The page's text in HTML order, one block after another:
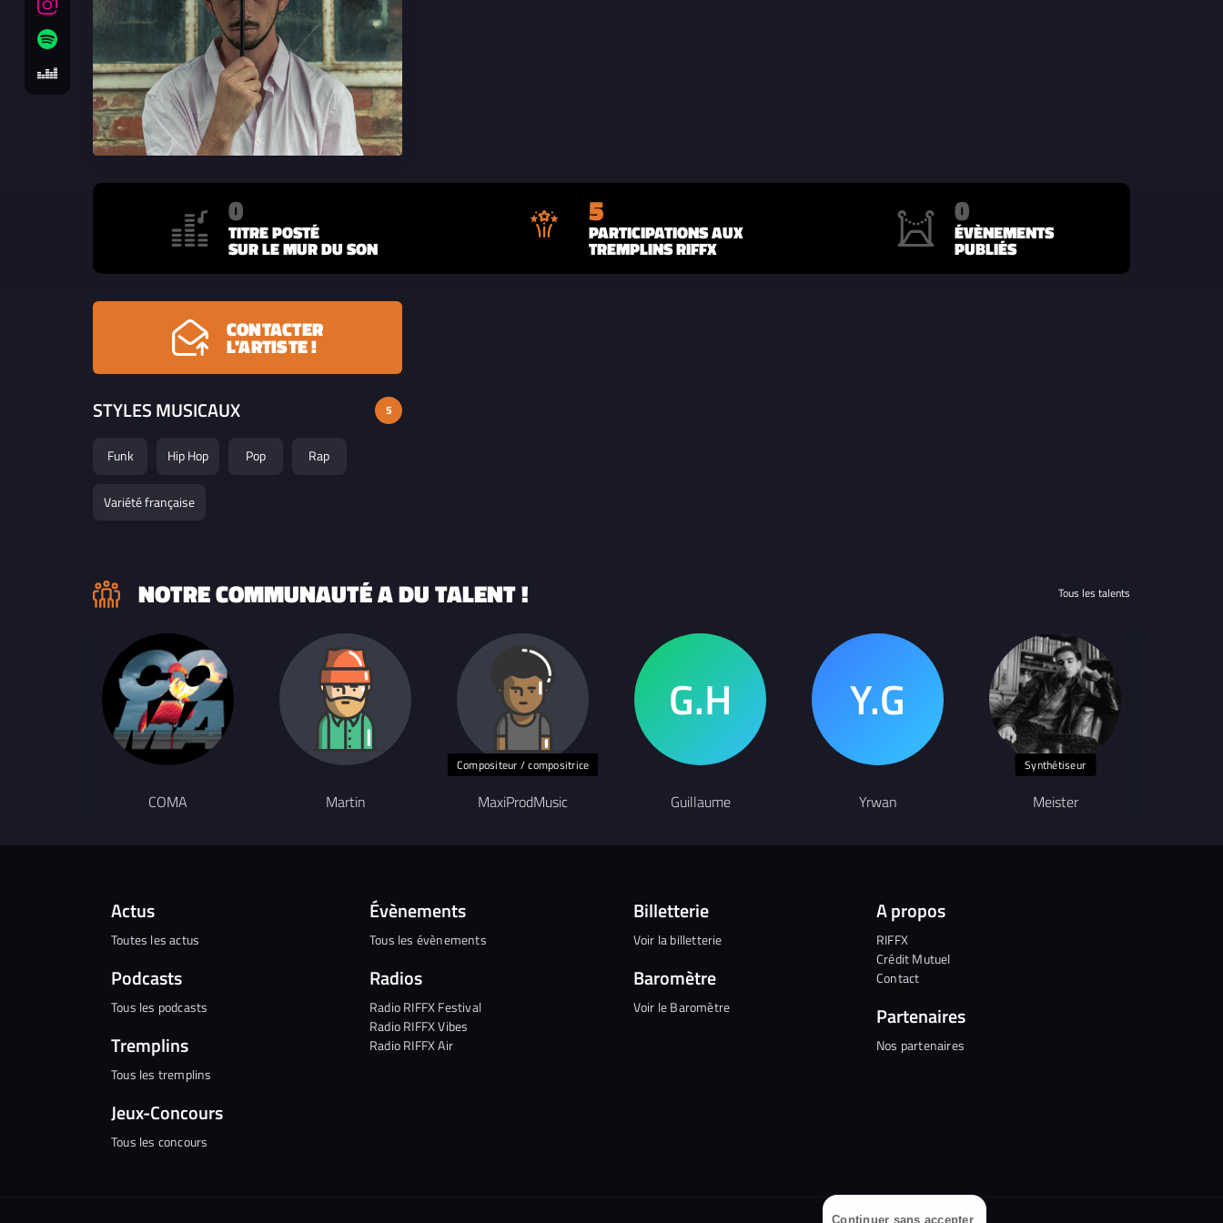
Continuer sans accepter
0
TITRE POSTÉ
SUR LE MUR DU SON
5
PARTICIPATIONS AUX
TREMPLINS RIFFX
0
ÉVÈNEMENTS
PUBLIÉS
CONTACTER
L'ARTISTE !
STYLES MUSICAUX 5
Funk Hip Hop Pop Rap
Variété française
NOTRE COMMUNAUTÉ A DU TALENT ! Tous les talents
COMA Martin
Compositeur / compositrice
MaxiProdMusic Guillaume Yrwan
Synthétiseur
Meister
Actus
Toutes les actus
Podcasts
Tous les podcasts
Tremplins
Tous les tremplins
Jeux-Concours
Tous les concours
Évènements
Tous les évènements
Radios
Radio RIFFX Festival
Radio RIFFX Vibes
Radio RIFFX Air
Billetterie
Voir la billetterie
Baromètre
Voir le Baromètre
A propos
RIFFX
Crédit Mutuel
Contact
Partenaires
Nos partenaires